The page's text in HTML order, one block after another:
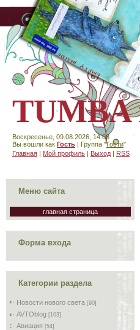
Воскресенье, 09.08.2026, 14:08
Вы вошли как Гость | Группа "Гости"
Главная | Мой профиль | Выход | RSS
Меню сайта
главная страница
Форма входа
Категории раздела
Новости нового света [90]
AVTOblog [103]
Авиация [54]